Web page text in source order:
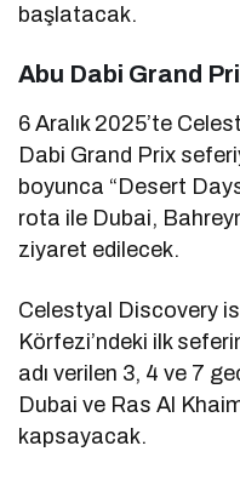
başlatacak.
Abu Dabi Grand
6 Aralık 2025’te
Dabi Grand Prix
boyunca “Desert
rota ile Dubai,
ziyaret edilecek.
Celestyal Discovery
Körfezi’ndeki ilk
adı verilen 3, 4 ve 7
Dubai ve Ras Al
kapsayacak.